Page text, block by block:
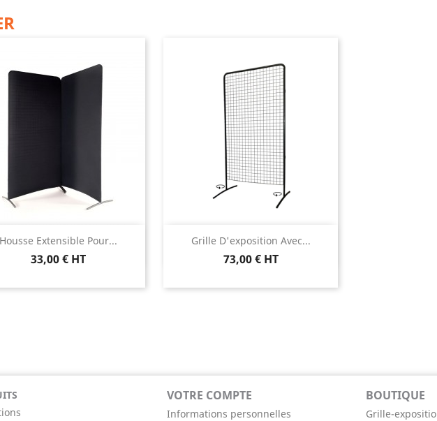
Extensible Pour...
33,00 € HT
Aperçu rapide Grille D'exposition Avec...
73,00 € HT
Aperçu rapide
VOTRE COMPTE
Informations personnelles
BOUTIQUE
Grille-